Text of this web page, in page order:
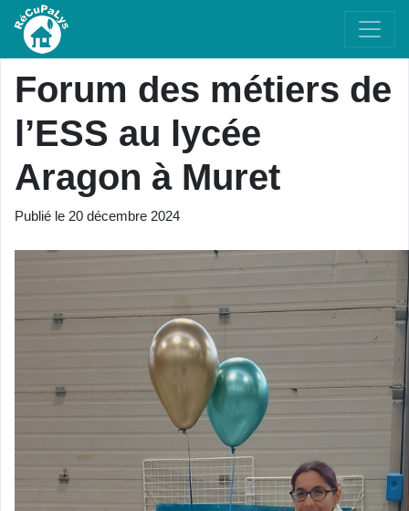
Forum des métiers de
l’ESS au lycée
Aragon à Muret
Publié le 20 décembre 2024